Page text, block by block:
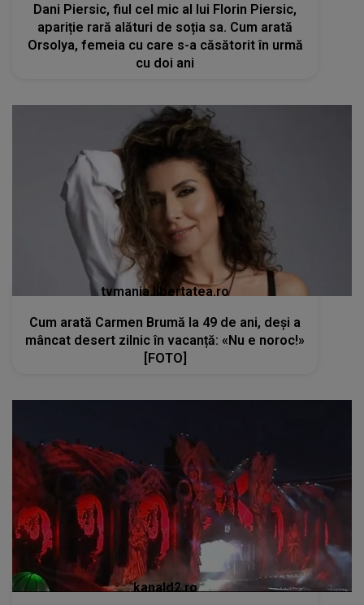
Dani Piersic, fiul cel mic al lui Florin Piersic,
apariție rară alături de soția sa. Cum arată
Orsolya, femeia cu care s-a căsătorit în urmă
cu doi ani
tvmania.libertatea.ro
Cum arată Carmen Brumă la 49 de ani, deși a
mâncat desert zilnic în vacanță: «Nu e noroc!»
[FOTO]
kanald2.ro